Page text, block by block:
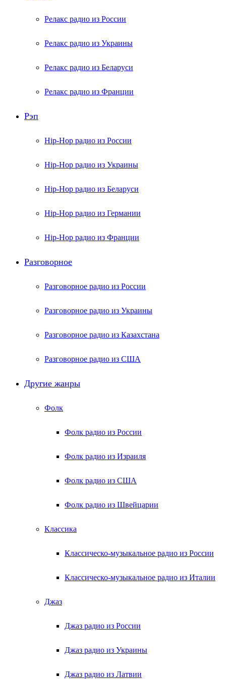
Релакс радио из России
Релакс радио из Украины
Релакс радио из Беларуси
Релакс радио из Франции
Рэп
Hip-Hop радио из России
Hip-Hop радио из Украины
Hip-Hop радио из Беларуси
Hip-Hop радио из Германии
Hip-Hop радио из Франции
Разговорное
Разговорное радио из России
Разговорное радио из Украины
Разговорное радио из Казахстана
Разговорное радио из США
Другие жанры
Фолк
Фолк радио из России
Фолк радио из Израиля
Фолк радио из США
Фолк радио из Швейцарии
Классика
Классическо-музыкальное радио из России
Классическо-музыкальное радио из Италии
Джаз
Джаз радио из России
Джаз радио из Украины
Джаз радио из Латвии